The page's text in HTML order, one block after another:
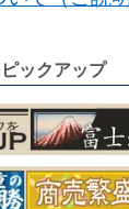
ックアップ